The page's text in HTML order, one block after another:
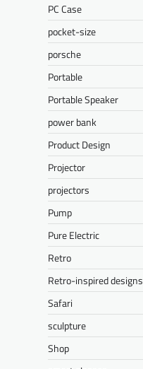
PC Case
pocket-size
porsche
Portable
Portable Speaker
power bank
Product Design
Projector
projectors
Pump
Pure Electric
Retro
Retro-inspired designs
Safari
sculpture
Shop